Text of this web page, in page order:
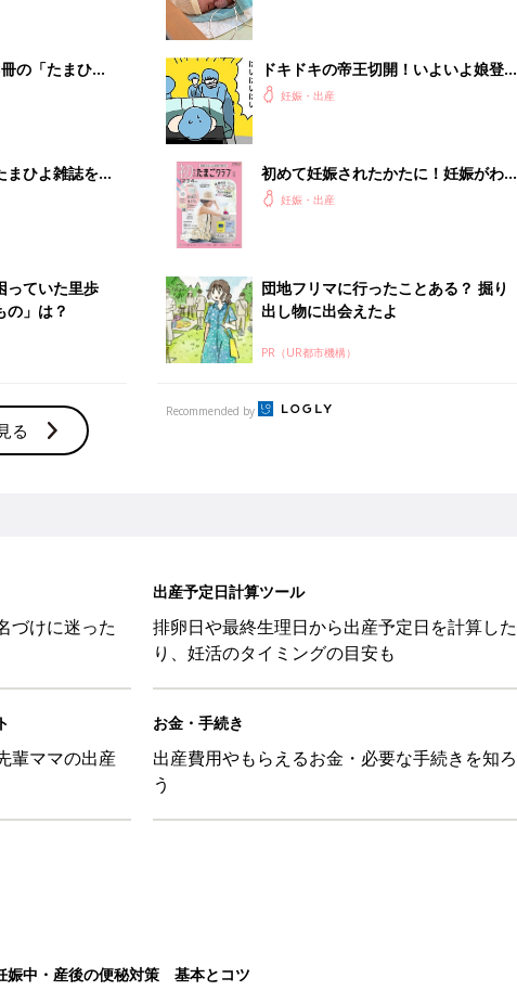
の「たまひ
まひよ雑誌を買
限定】
っていた里歩
の」は？
る
ドキドキの帝王切開！いよいよ娘登
場！【ツボウチ育児劇場 #78】
妊娠・出産
初めて妊娠されたかたに！妊娠がわか
ったら最初に読む本『初めてのたまご
妊娠・出産
団地フリマに行ったことある？ 掘り
出し物に出会えたよ
PR（UR都市機構）
Recommended by
づけに迷った
出産予定日計算ツール
排卵日や最終生理日から出産予定日を計算した
り、妊活のタイミングの目安も
輩ママの出産
お金・手続き
出産費用やもらえるお金・必要な手続きを知ろ
う
中・産後の便秘対策 基本とコツ